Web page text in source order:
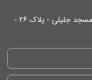
آدرس: تهران/ انتهای خیابان ایرانشهر - پایین تر از مسجد جلیلی - پلاک ۲۶ -